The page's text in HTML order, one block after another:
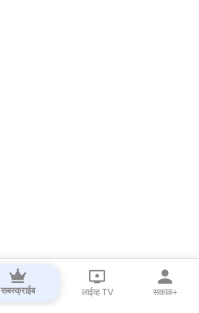
सबस्क्राईब लाईव्ह TV सकाळ+